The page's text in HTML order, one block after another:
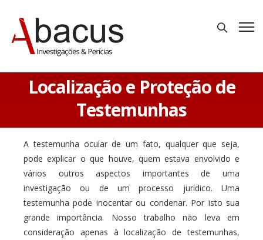
Localização e Proteção de
Testemunhas
A testemunha ocular de um fato, qualquer que seja,
pode explicar o que houve, quem estava envolvido e
vários outros aspectos importantes de uma
investigação ou de um processo jurídico. Uma
testemunha pode inocentar ou condenar. Por isto sua
grande importância. Nosso trabalho não leva em
consideração apenas à localização de testemunhas,